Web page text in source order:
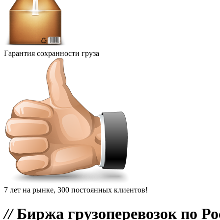
Гарантия сохранности груза
7 лет на рынке, 300 постоянных клиентов!
//Биржа грузоперевозок по